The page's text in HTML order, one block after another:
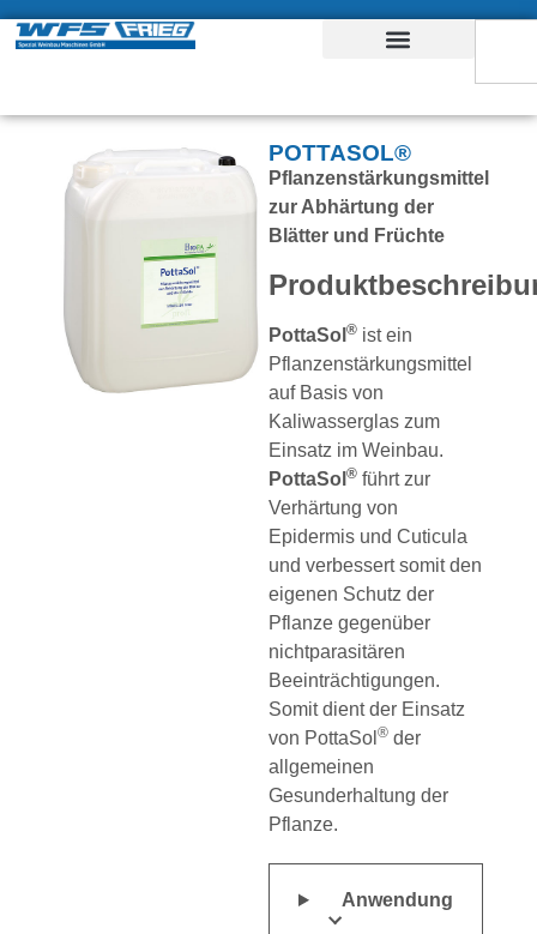
POTTASOL®
Pflanzenstärkungsmittel
zur Abhärtung der
Blätter und Früchte
PottaSol ® ist ein
Pflanzenstärkungsmittel
auf Basis von
Kaliwasserglas zum
Einsatz im Weinbau.
PottaSol ® führt zur
Verhärtung von
Epidermis und Cuticula
und verbessert somit den
eigenen Schutz der
Pflanze gegenüber
nichtparasitären
Beeinträchtigungen.
Somit dient der Einsatz
von PottaSol ® der
allgemeinen
Gesunderhaltung der
Pflanze.
Anwendung